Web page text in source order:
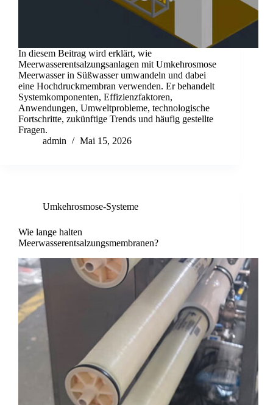
In diesem Beitrag wird erklärt, wie
Meerwasserentsalzungsanlagen mit Umkehrosmose
Meerwasser in Süßwasser umwandeln und dabei
eine Hochdruckmembran verwenden. Er behandelt
Systemkomponenten, Effizienzfaktoren,
Anwendungen, Umweltprobleme, technologische
Fortschritte, zukünftige Trends und häufig gestellte
Fragen.
admin
Mai 15, 2026
Umkehrosmose-Systeme
Wie lange halten
Meerwasserentsalzungsmembranen?